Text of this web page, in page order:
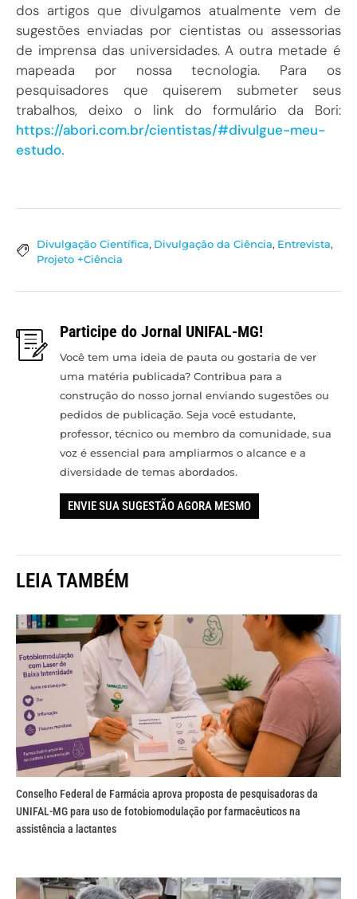
dos artigos que divulgamos atualmente vem de
sugestões enviadas por cientistas ou assessorias
de imprensa das universidades. A outra metade é
mapeada por nossa tecnologia. Para os
pesquisadores que quiserem submeter seus
trabalhos, deixo o link do formulário da Bori:
https://abori.com.br/cientistas/#divulgue-meu-
estudo.
Divulgação Científica, Divulgação da Ciência, Entrevista,
Projeto +Ciência
Participe do Jornal UNIFAL-MG!
Você tem uma ideia de pauta ou gostaria de ver
uma matéria publicada? Contribua para a
construção do nosso jornal enviando sugestões ou
pedidos de publicação. Seja você estudante,
professor, técnico ou membro da comunidade, sua
voz é essencial para ampliarmos o alcance e a
diversidade de temas abordados.
ENVIE SUA SUGESTÃO AGORA MESMO
LEIA TAMBÉM
Conselho Federal de Farmácia aprova proposta de pesquisadoras da
UNIFAL-MG para uso de fotobiomodulação por farmacêuticos na
assistência a lactantes